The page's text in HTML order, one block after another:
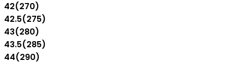
42(270)
42.5(275)
43(280)
43.5(285)
44(290)